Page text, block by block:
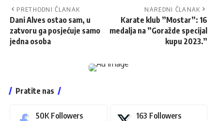
PRETHODNI ČLANAK
Dani Alves ostao sam, u
zatvoru ga posjećuje samo
jedna osoba
NAREDNI ČLANAK
Karate klub ”Mostar”: 16
medalja na ”Goražde specijal
kupu 2023.”
Pratite nas
50K Followers 163 Followers